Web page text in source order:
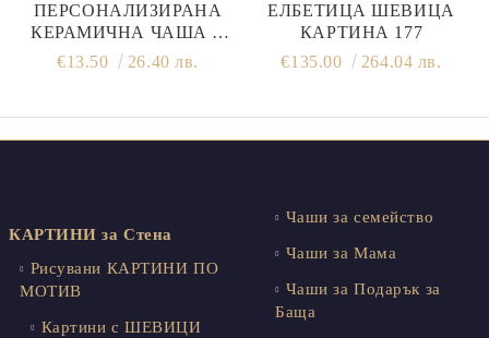
ПЕРСОНАЛИЗИРАНА
КЕРАМИЧНА ЧАША С
ИМЕ НА ГЛАГОЛИЦА И
€13.50 26.40 лв.
ЕЛБЕТИЦА ШЕВИЦА
КАРТИНА 177
€135.00
264.04 лв.
КАРТИНИ за Стена
Рисувани КАРТИНИ ПО
МОТИВ
Картини с ШЕВИЦИ
Чаши за семейство
Чаши за Мама
Чаши за Подарък за
Баща